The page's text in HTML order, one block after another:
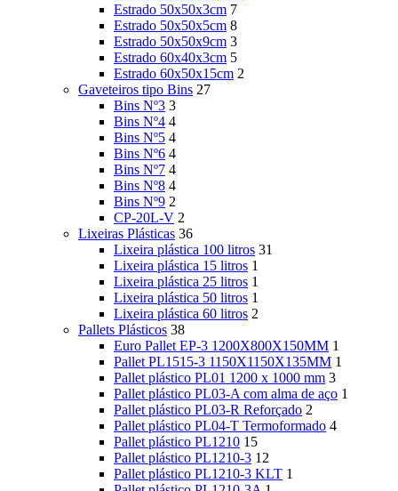
Estrado 50x50x3cm 7
Estrado 50x50x5cm 8
Estrado 50x50x9cm 3
Estrado 60x40x3cm 5
Estrado 60x50x15cm 2
Gaveteiros tipo Bins 27
Bins Nº3 3
Bins Nº4 4
Bins Nº5 4
Bins Nº6 4
Bins Nº7 4
Bins Nº8 4
Bins Nº9 2
CP-20L-V 2
Lixeiras Plásticas 36
Lixeira plástica 100 litros 31
Lixeira plástica 15 litros 1
Lixeira plástica 25 litros 1
Lixeira plástica 50 litros 1
Lixeira plástica 60 litros 2
Pallets Plásticos 38
Euro Pallet EP-3 1200X800X150MM 1
Pallet PL1515-3 1150X1150X135MM 1
Pallet plástico PL01 1200 x 1000 mm 3
Pallet plástico PL03-A com alma de aço 1
Pallet plástico PL03-R Reforçado 2
Pallet plástico PL04-T Termoformado 4
Pallet plástico PL1210 15
Pallet plástico PL1210-3 12
Pallet plástico PL1210-3 KLT 1